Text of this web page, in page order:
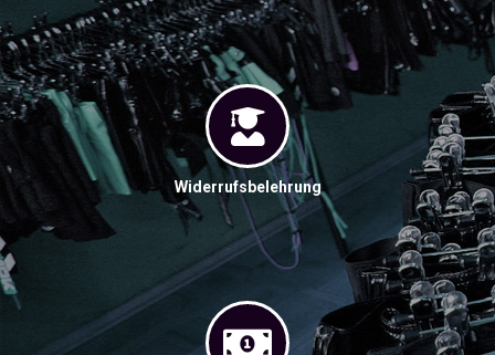
Widerrufsbelehrung